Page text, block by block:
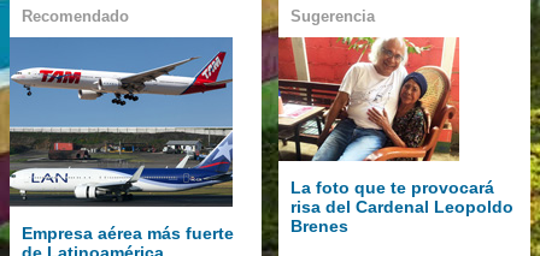
Recomendado
Empresa aérea más fuerte
Sugerencia
La foto que te provocará
risa del Cardenal Leopoldo
Brenes